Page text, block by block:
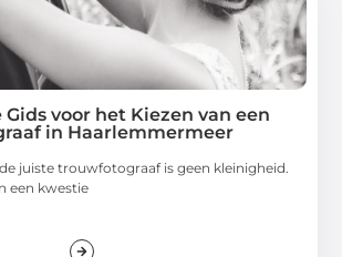
voor het Kiezen van een
in Haarlemmermeer
juiste trouwfotograaf is geen kleinigheid.
een kwestie